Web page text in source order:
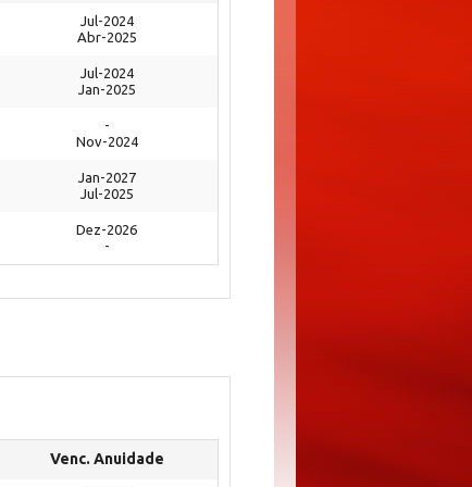
Jul-2024
Abr-2025
Jul-2024
Jan-2025
-
Nov-2024
Jan-2027
Jul-2025
Dez-2026
-
Venc. Anuidade